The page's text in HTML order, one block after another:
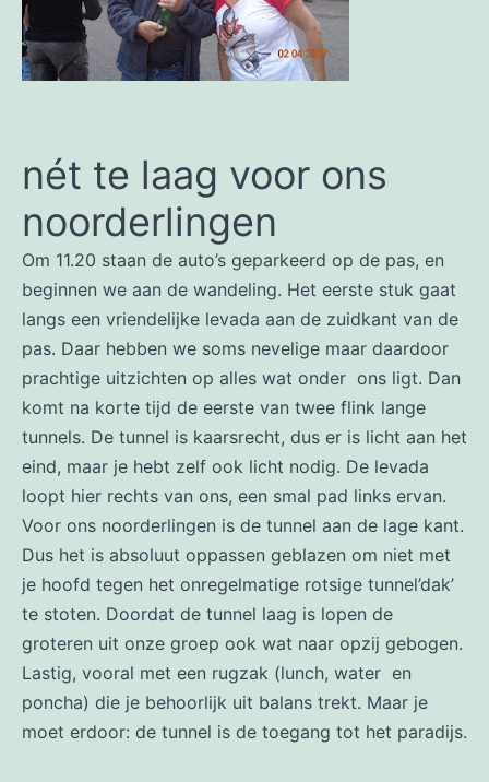
nét te laag voor ons
noorderlingen
Om 11.20 staan de auto’s geparkeerd op de pas, en
beginnen we aan de wandeling. Het eerste stuk gaat
langs een vriendelijke levada aan de zuidkant van de
pas. Daar hebben we soms nevelige maar daardoor
prachtige uitzichten op alles wat onder ons ligt. Dan
komt na korte tijd de eerste van twee flink lange
tunnels. De tunnel is kaarsrecht, dus er is licht aan het
eind, maar je hebt zelf ook licht nodig. De levada
loopt hier rechts van ons, een smal pad links ervan.
Voor ons noorderlingen is de tunnel aan de lage kant.
Dus het is absoluut oppassen geblazen om niet met
je hoofd tegen het onregelmatige rotsige tunnel’dak’
te stoten. Doordat de tunnel laag is lopen de
groteren uit onze groep ook wat naar opzij gebogen.
Lastig, vooral met een rugzak (lunch, water en
poncha) die je behoorlijk uit balans trekt. Maar je
moet erdoor: de tunnel is de toegang tot het paradijs.